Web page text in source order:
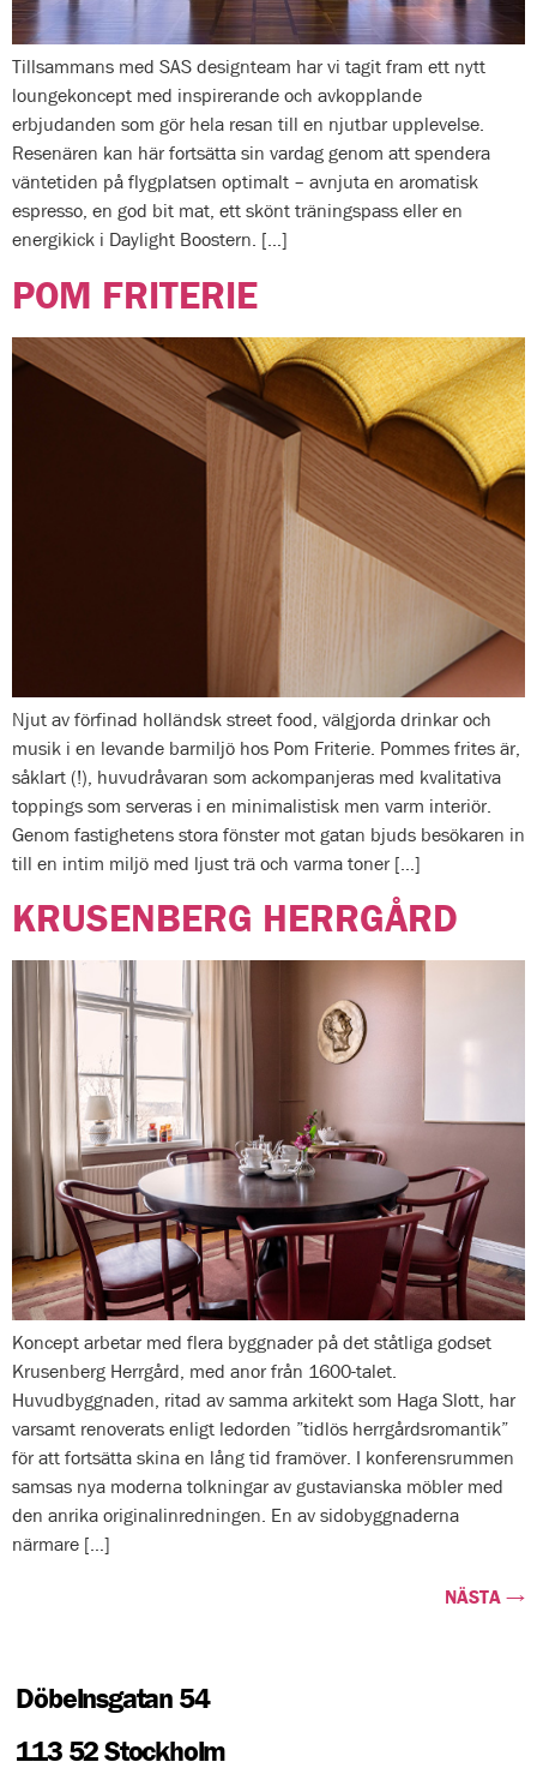
Tillsammans med SAS designteam har vi tagit fram ett nytt
loungekoncept med inspirerande och avkopplande
erbjudanden som gör hela resan till en njutbar upplevelse.
Resenären kan här fortsätta sin vardag genom att spendera
väntetiden på flygplatsen optimalt – avnjuta en aromatisk
espresso, en god bit mat, ett skönt träningspass eller en
energikick i Daylight Boostern. […]
POM FRITERIE
Njut av förfinad holländsk street food, välgjorda drinkar och
musik i en levande barmiljö hos Pom Friterie. Pommes frites är,
såklart (!), huvudråvaran som ackompanjeras med kvalitativa
toppings som serveras i en minimalistisk men varm interiör.
Genom fastighetens stora fönster mot gatan bjuds besökaren in
till en intim miljö med ljust trä och varma toner […]
KRUSENBERG HERRGÅRD
Koncept arbetar med flera byggnader på det ståtliga godset
Krusenberg Herrgård, med anor från 1600-talet.
Huvudbyggnaden, ritad av samma arkitekt som Haga Slott, har
varsamt renoverats enligt ledorden ”tidlös herrgårdsromantik”
för att fortsätta skina en lång tid framöver. I konferensrummen
samsas nya moderna tolkningar av gustavianska möbler med
den anrika originalinredningen. En av sidobyggnaderna
närmare […]
NÄSTA→
Döbelnsgatan 54
113 52Stockholm